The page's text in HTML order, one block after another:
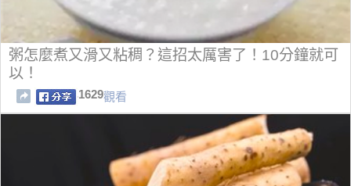
粥怎麼煮又滑又粘稠？這招太厲害了！10分鐘就可
以！
1629觀看